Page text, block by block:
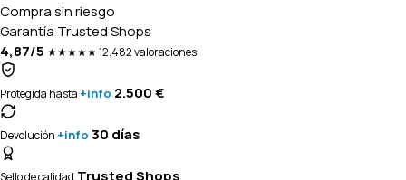
Compra sin riesgo
Garantía Trusted Shops
4,87/5 ★★★★★12.482 valoraciones
Protegida hasta +info 2.500 €
Devolución +info 30 días
Sello de calidad Trusted Shops